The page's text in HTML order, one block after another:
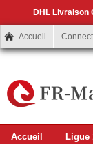
DHL Livraison
Accueil
Accueil Ligue